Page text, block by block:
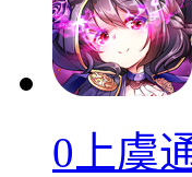
0上虞